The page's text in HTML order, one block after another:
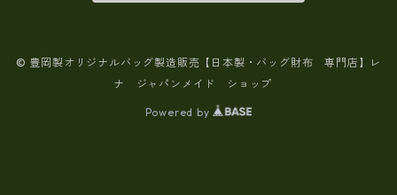
© 豊岡製オリジナルバッグ製造販売【日本製・バッグ財布 専門店】レ
ナ ジャパンメイド ショップ
Powered by